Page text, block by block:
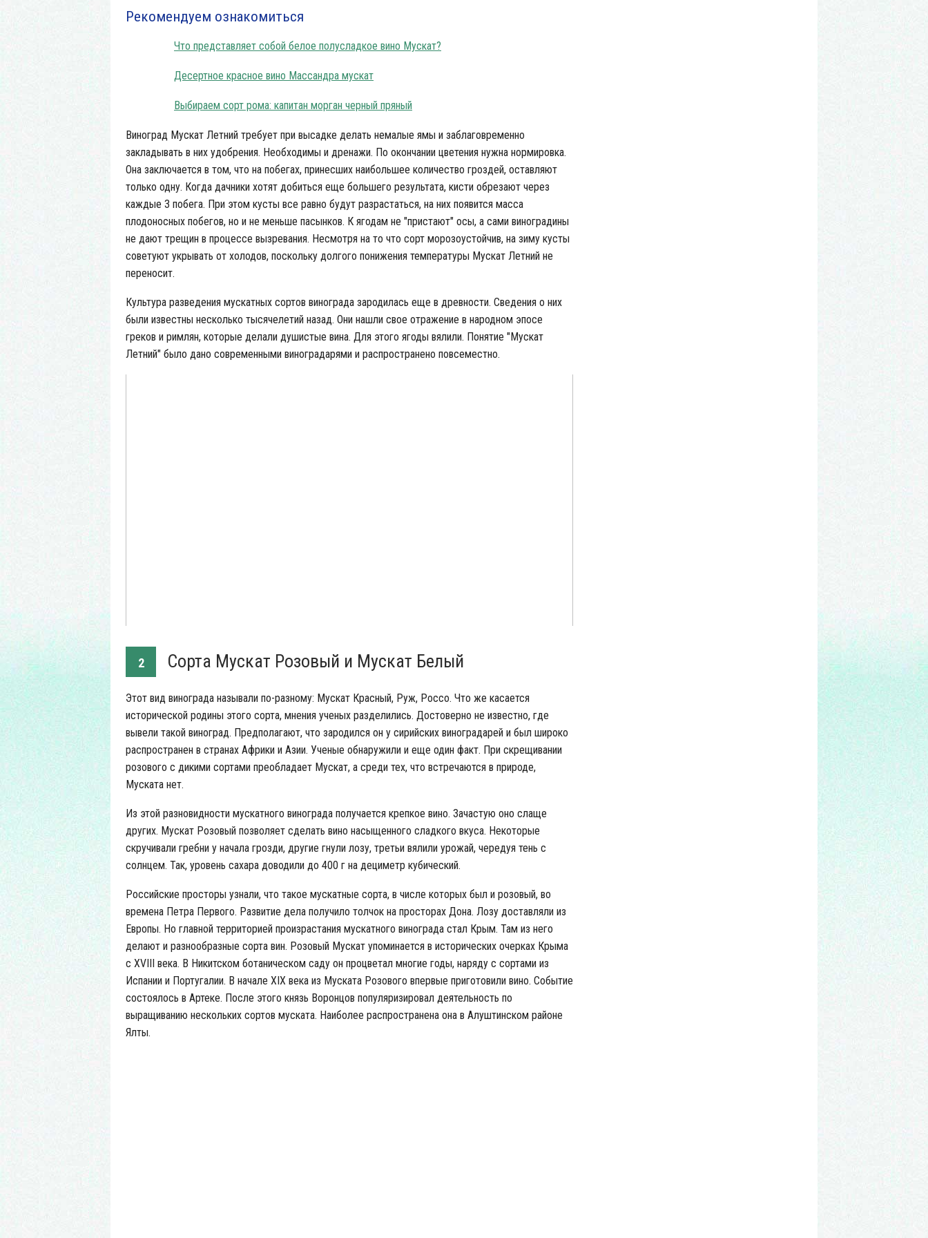
Рекомендуем ознакомиться
Что представляет собой белое полусладкое вино Мускат?
Десертное красное вино Массандра мускат
Выбираем сорт рома: капитан морган черный пряный
Виноград Мускат Летний требует при высадке делать немалые ямы и заблаговременно
закладывать в них удобрения. Необходимы и дренажи. По окончании цветения нужна нормировка.
Она заключается в том, что на побегах, принесших наибольшее количество гроздей, оставляют
только одну. Когда дачники хотят добиться еще большего результата, кисти обрезают через
каждые 3 побега. При этом кусты все равно будут разрастаться, на них появится масса
плодоносных побегов, но и не меньше пасынков. К ягодам не "пристают" осы, а сами виноградины
не дают трещин в процессе вызревания. Несмотря на то что сорт морозоустойчив, на зиму кусты
советуют укрывать от холодов, поскольку долгого понижения температуры Мускат Летний не
переносит.
Культура разведения мускатных сортов винограда зародилась еще в древности. Сведения о них
были известны несколько тысячелетий назад. Они нашли свое отражение в народном эпосе
греков и римлян, которые делали душистые вина. Для этого ягоды вялили. Понятие "Мускат
Летний" было дано современными виноградарями и распространено повсеместно.
2 Сорта Мускат Розовый и Мускат Белый
Этот вид винограда называли по-разному: Мускат Красный, Руж, Россо. Что же касается
исторической родины этого сорта, мнения ученых разделились. Достоверно не известно, где
вывели такой виноград. Предполагают, что зародился он у сирийских виноградарей и был широко
распространен в странах Африки и Азии. Ученые обнаружили и еще один факт. При скрещивании
розового с дикими сортами преобладает Мускат, а среди тех, что встречаются в природе,
Муската нет.
Из этой разновидности мускатного винограда получается крепкое вино. Зачастую оно слаще
других. Мускат Розовый позволяет сделать вино насыщенного сладкого вкуса. Некоторые
скручивали гребни у начала грозди, другие гнули лозу, третьи вялили урожай, чередуя тень с
солнцем. Так, уровень сахара доводили до 400 г на дециметр кубический.
Российские просторы узнали, что такое мускатные сорта, в числе которых был и розовый, во
времена Петра Первого. Развитие дела получило толчок на просторах Дона. Лозу доставляли из
Европы. Но главной территорией произрастания мускатного винограда стал Крым. Там из него
делают и разнообразные сорта вин. Розовый Мускат упоминается в исторических очерках Крыма
с XVIII века. В Никитском ботаническом саду он процветал многие годы, наряду с сортами из
Испании и Португалии. В начале XIX века из Муската Розового впервые приготовили вино. Событие
состоялось в Артеке. После этого князь Воронцов популяризировал деятельность по
выращиванию нескольких сортов муската. Наиболее распространена она в Алуштинском районе
Ялты.